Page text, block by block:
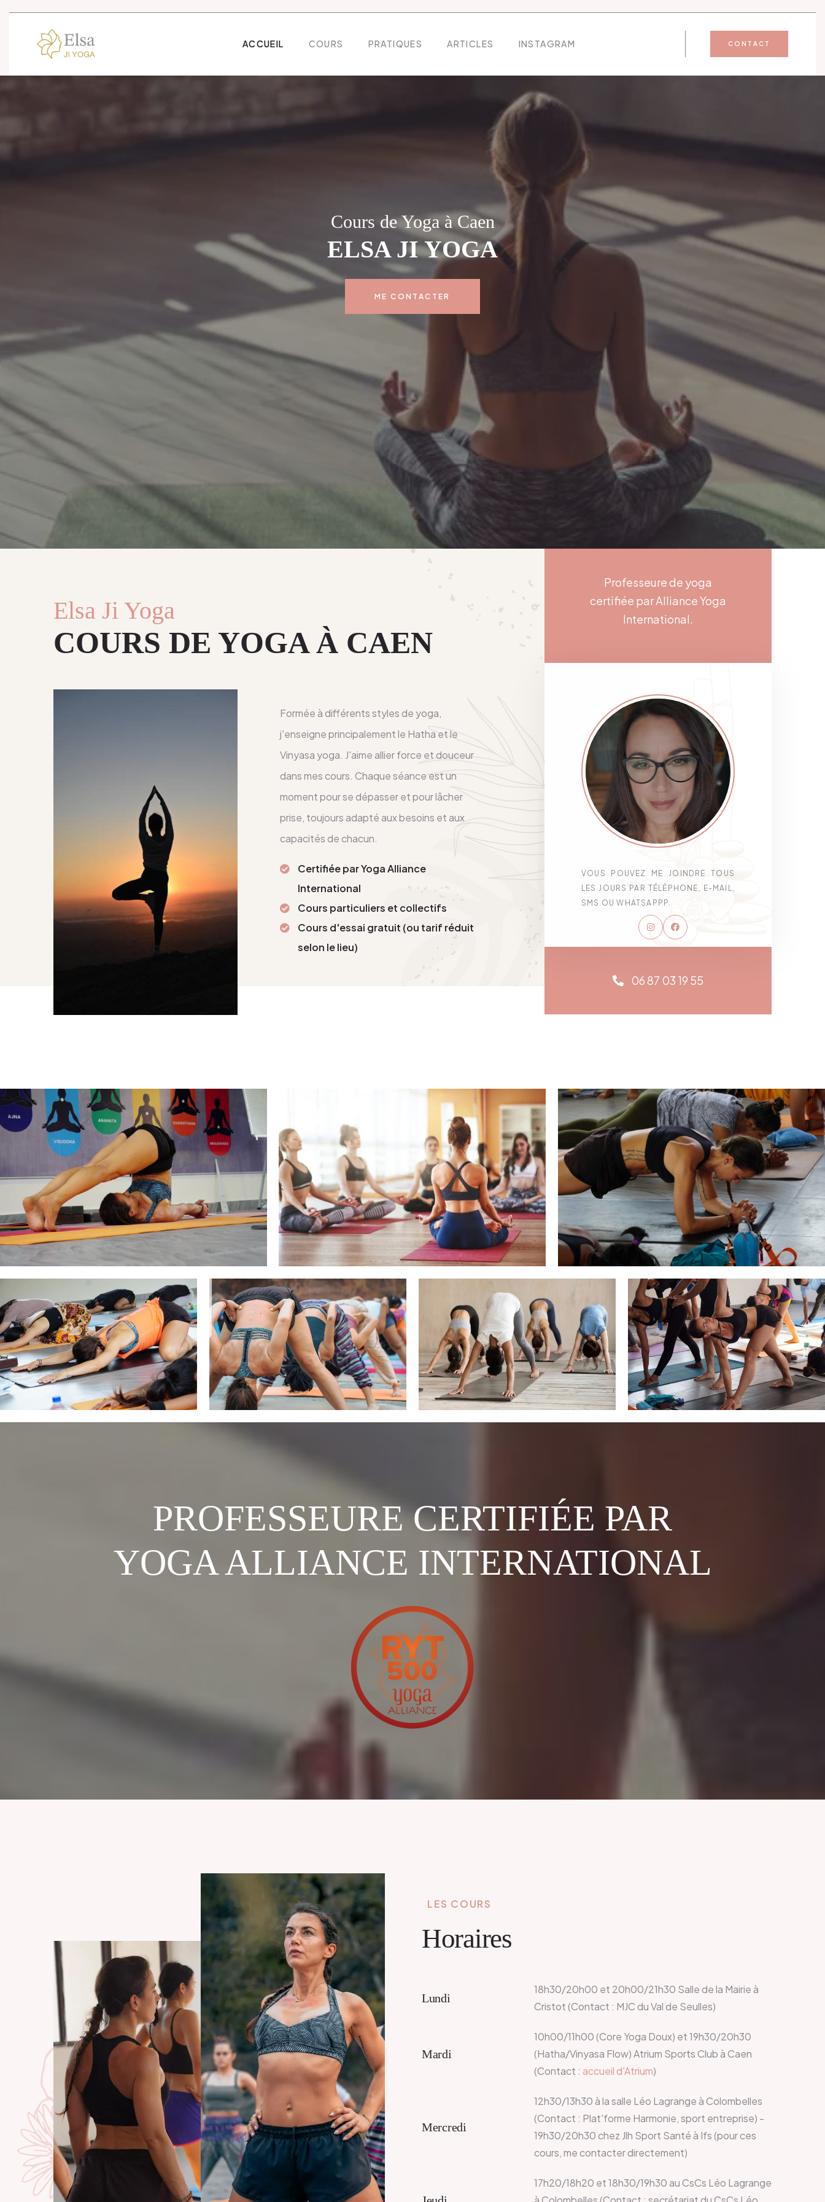
ACCUEIL COURS PRATIQUES ARTICLES INSTAGRAM CONTACT
Cours de Yoga à Caen
ELSA JI YOGA
ME CONTACTER
Elsa Ji Yoga
COURS DE YOGA À CAEN
Formée à différents styles de yoga,
j'enseigne principalement le Hatha et le
Vinyasa yoga. J'aime allier force et douceur
dans mes cours. Chaque séance est un
moment pour se dépasser et pour lâcher
prise, toujours adapté aux besoins et aux
capacités de chacun.
Certifiée par Yoga Alliance
International
Cours particuliers et collectifs
Cours d'essai gratuit (ou tarif réduit
selon le lieu)
Professeure de yoga
certifiée par Alliance Yoga
International.
VOUS POUVEZ ME JOINDRE TOUS
LES JOURS PAR TÉLÉPHONE, E-MAIL,
SMS OU WHATSAPPP.
InstagramFacebook
06 87 03 19 55
PROFESSEURE CERTIFIÉE PAR
YOGA ALLIANCE INTERNATIONAL
LES COURS
Horaires
Lundi
18h30/20h00 et 20h00/21h30 Salle de la Mairie à
Cristot (Contact : MJC du Val de Seulles)
Mardi
10h00/11h00 (Core Yoga Doux) et 19h30/20h30
(Hatha/Vinyasa Flow) Atrium Sports Club à Caen
(Contact : accueil d'Atrium)
Mercredi
12h30/13h30 à la salle Léo Lagrange à Colombelles
(Contact : Plat'forme Harmonie, sport entreprise) -
19h30/20h30 chez Jlh Sport Santé à Ifs (pour ces
cours, me contacter directement)
17h20/18h20 et 18h30/19h30 au CsCs Léo Lagrange